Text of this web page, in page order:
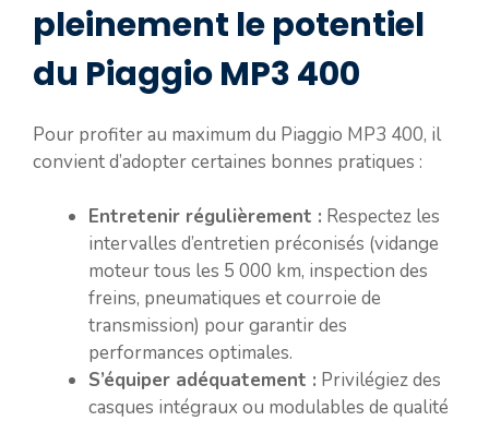
pleinement le potentiel
du Piaggio MP3 400
Pour profiter au maximum du Piaggio MP3 400, il
convient d’adopter certaines bonnes pratiques :
Entretenir régulièrement : Respectez les
intervalles d’entretien préconisés (vidange
moteur tous les 5 000 km, inspection des
freins, pneumatiques et courroie de
transmission) pour garantir des
performances optimales.
S’équiper adéquatement : Privilégiez des
casques intégraux ou modulables de qualité